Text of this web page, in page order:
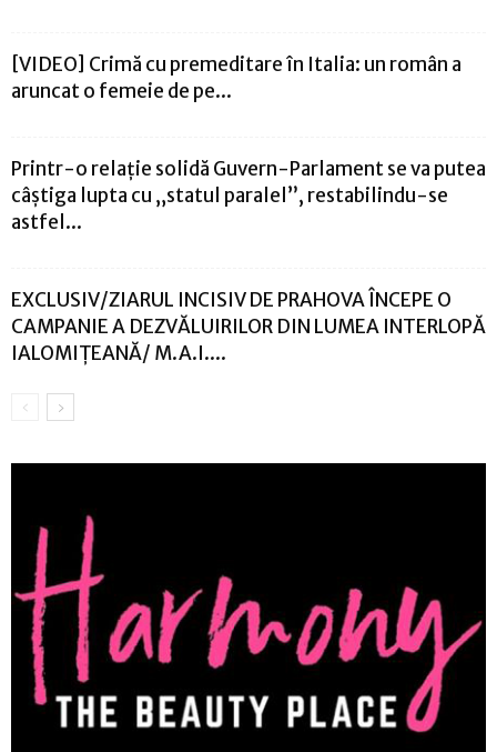
[VIDEO] Crimă cu premeditare în Italia: un român a
aruncat o femeie de pe...
Printr-o relaţie solidă Guvern-Parlament se va putea
câştiga lupta cu „statul paralel”, restabilindu-se
astfel...
EXCLUSIV/ZIARUL INCISIV DE PRAHOVA ÎNCEPE O
CAMPANIE A DEZVĂLUIRILOR DIN LUMEA INTERLOPĂ
IALOMIȚEANĂ/ M.A.I....